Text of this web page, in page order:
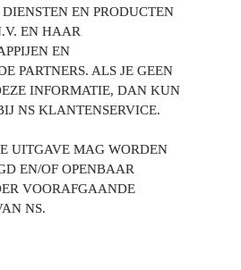
EN PRODUCTEN
EN HAAR
EN
PARTNERS. ALS JE GEEN
INFORMATIE, DAN KUN
NS KLANTENSERVICE.
UITGAVE MAG WORDEN
EN/OF OPENBAAR
VOORAFGAANDE
NS.